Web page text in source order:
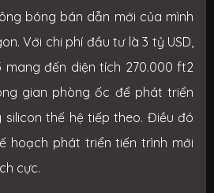
bóng bán dẫn mới của mình
Với chi phí đầu tư là 3 tỷ USD,
mang đến diện tích 270.000 ft2
gian phòng ốc để phát triển
thế hệ tiếp theo. Điều đó
hoạch phát triển tiến trình mới
cực.